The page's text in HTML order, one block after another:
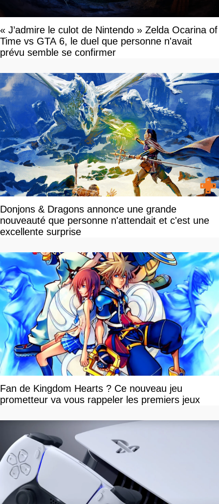
« J’admire le culot de Nintendo » Zelda Ocarina of
Time vs GTA 6, le duel que personne n'avait
prévu semble se confirmer
Donjons & Dragons annonce une grande
nouveauté que personne n'attendait et c'est une
excellente surprise
Fan de Kingdom Hearts ? Ce nouveau jeu
prometteur va vous rappeler les premiers jeux